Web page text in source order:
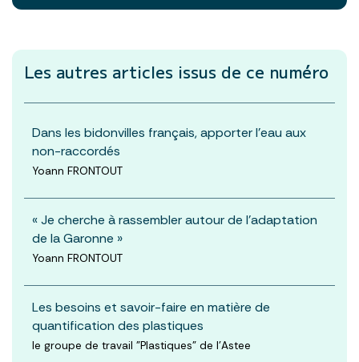
Les autres articles issus de ce numéro
Dans les bidonvilles français, apporter l’eau aux
non-raccordés
Yoann FRONTOUT
« Je cherche à rassembler autour de l’adaptation
de la Garonne »
Yoann FRONTOUT
Les besoins et savoir-faire en matière de
quantification des plastiques
le groupe de travail "Plastiques" de l'Astee